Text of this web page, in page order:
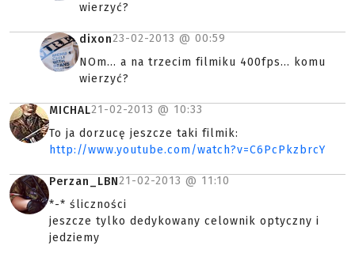
wierzyć?
dixon23-02-2013 @ 00:59
NOm... a na trzecim filmiku 400fps... komu
wierzyć?
MICHAL21-02-2013 @ 10:33
To ja dorzucę jeszcze taki filmik:
http://www.youtube.com/watch?v=C6PcPkzbrcY
Perzan_LBN21-02-2013 @ 11:10
*-* śliczności
jeszcze tylko dedykowany celownik optyczny i
jedziemy